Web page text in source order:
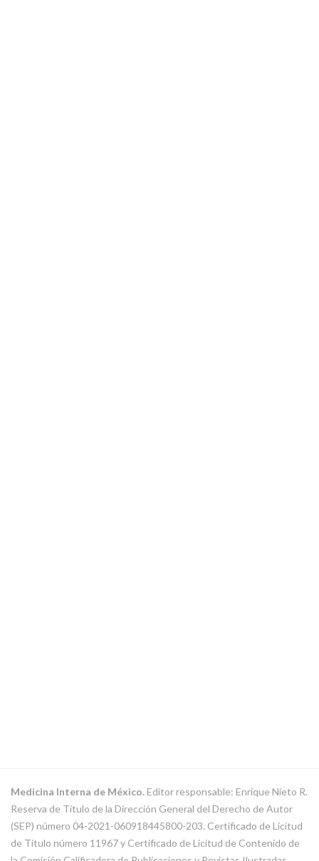
Medicina Interna de México.Editor responsable: Enrique Nieto R.
Reserva de Título de la Dirección General del Derecho de Autor
(SEP) número 04-2021-060918445800-203. Certificado de Licitud
de Título número 11967 y Certificado de Licitud de Contenido de